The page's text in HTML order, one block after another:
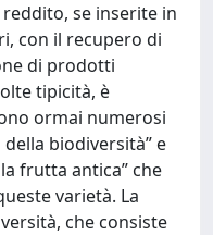
se inserite in
con il recupero di
di prodotti
tipicità, è
ormai numerosi
biodiversità” e
frutta antica” che
varietà. La
che consiste